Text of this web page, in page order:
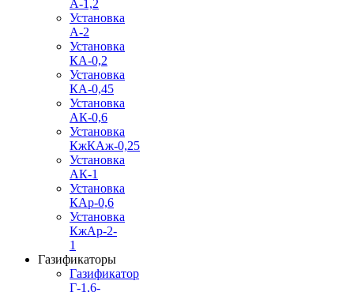
А-1,2
Установка
А-2
Установка
КА-0,2
Установка
КА-0,45
Установка
АК-0,6
Установка
КжКАж-0,25
Установка
АК-1
Установка
КАр-0,6
Установка
КжАр-2-
1
Газификаторы
Газификатор
Г-1,6-